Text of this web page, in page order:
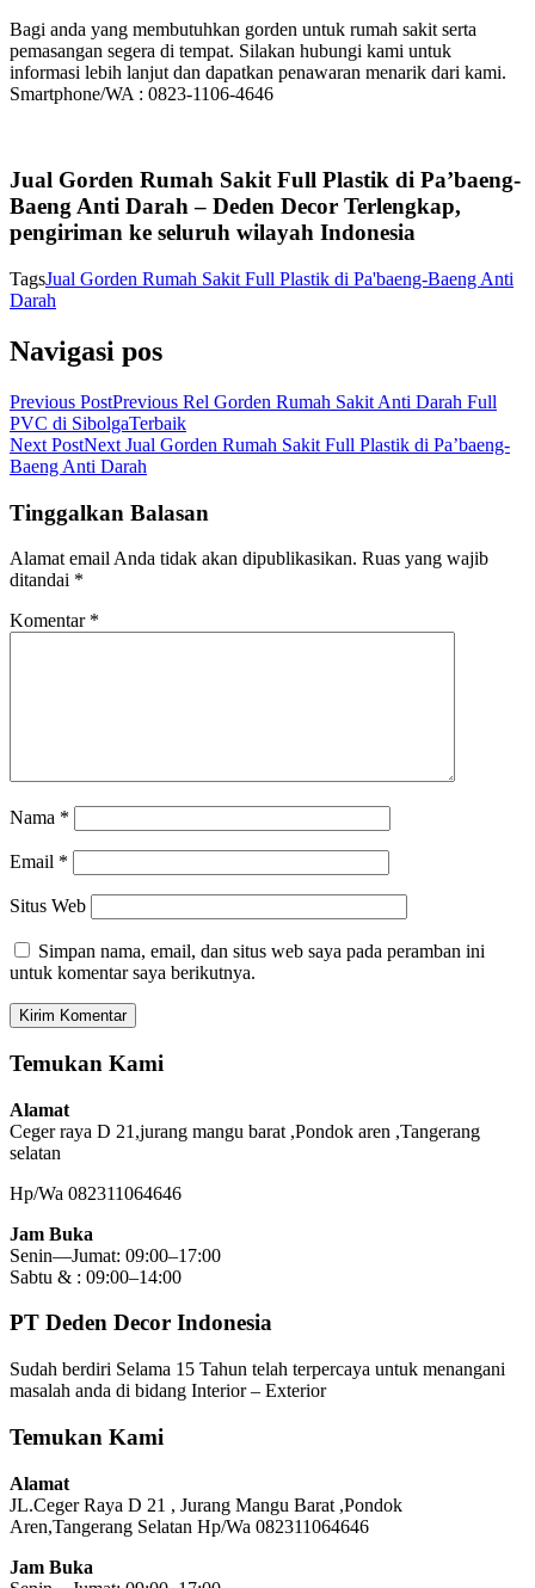
Bagi anda yang membutuhkan gorden untuk rumah sakit serta
pemasangan segera di tempat. Silakan hubungi kami untuk
informasi lebih lanjut dan dapatkan penawaran menarik dari kami.
Smartphone/WA : 0823-1106-4646
Jual Gorden Rumah Sakit Full Plastik di Pa’baeng-
Baeng Anti Darah – Deden Decor Terlengkap,
pengiriman ke seluruh wilayah Indonesia
TagsJual Gorden Rumah Sakit Full Plastik di Pa'baeng-Baeng Anti
Darah
Navigasi pos
Previous PostPrevious Rel Gorden Rumah Sakit Anti Darah Full
PVC di SibolgaTerbaik
Next PostNext Jual Gorden Rumah Sakit Full Plastik di Pa’baeng-
Baeng Anti Darah
Tinggalkan Balasan
Alamat email Anda tidak akan dipublikasikan. Ruas yang wajib
ditandai *
Komentar *
Nama *
Email *
Situs Web
Simpan nama, email, dan situs web saya pada peramban ini
untuk komentar saya berikutnya.
Temukan Kami
Alamat
Ceger raya D 21,jurang mangu barat ,Pondok aren ,Tangerang
selatan
Hp/Wa 082311064646
Jam Buka
Senin—Jumat: 09:00–17:00
Sabtu & : 09:00–14:00
PT Deden Decor Indonesia
Sudah berdiri Selama 15 Tahun telah terpercaya untuk menangani
masalah anda di bidang Interior – Exterior
Temukan Kami
Alamat
JL.Ceger Raya D 21 , Jurang Mangu Barat ,Pondok
Aren,Tangerang Selatan Hp/Wa 082311064646
Jam Buka